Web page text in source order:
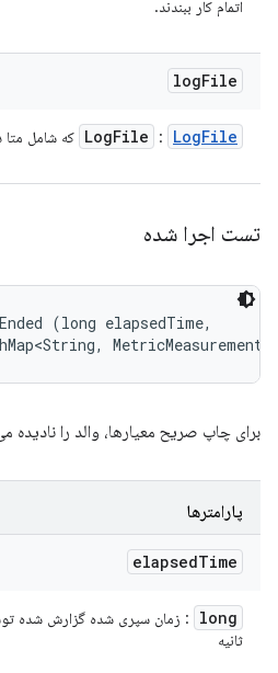
اتمام کار ببندند.
logFile
LogFile : LogFile که شامل
تست اجرا شده
(long elapsedTime,
برای چاپ صریح معیارها، والد را نادیده
پارامترها
elapsedTime
long
: زمان سپری شده گزارش شده
ثانیه